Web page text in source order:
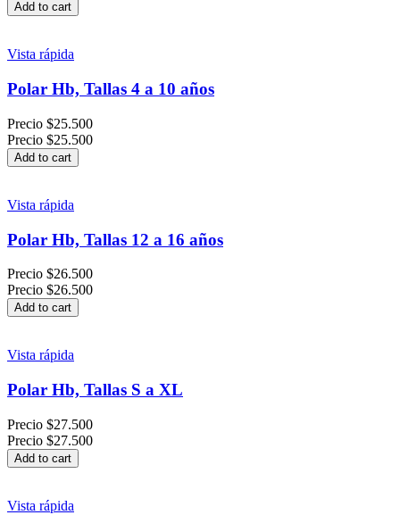
Add to cart
Vista rápida
Polar Hb, Tallas 4 a 10 años
Precio $25.500
Precio $25.500
Add to cart
Vista rápida
Polar Hb, Tallas 12 a 16 años
Precio $26.500
Precio $26.500
Add to cart
Vista rápida
Polar Hb, Tallas S a XL
Precio $27.500
Precio $27.500
Add to cart
Vista rápida